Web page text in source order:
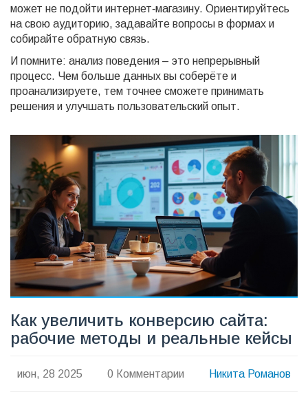
может не подойти интернет‑магазину. Ориентируйтесь
на свою аудиторию, задавайте вопросы в формах и
собирайте обратную связь.
И помните: анализ поведения – это непрерывный
процесс. Чем больше данных вы соберёте и
проанализируете, тем точнее сможете принимать
решения и улучшать пользовательский опыт.
Как увеличить конверсию сайта:
рабочие методы и реальные кейсы
июн, 28 2025 0 Комментарии Никита Романов